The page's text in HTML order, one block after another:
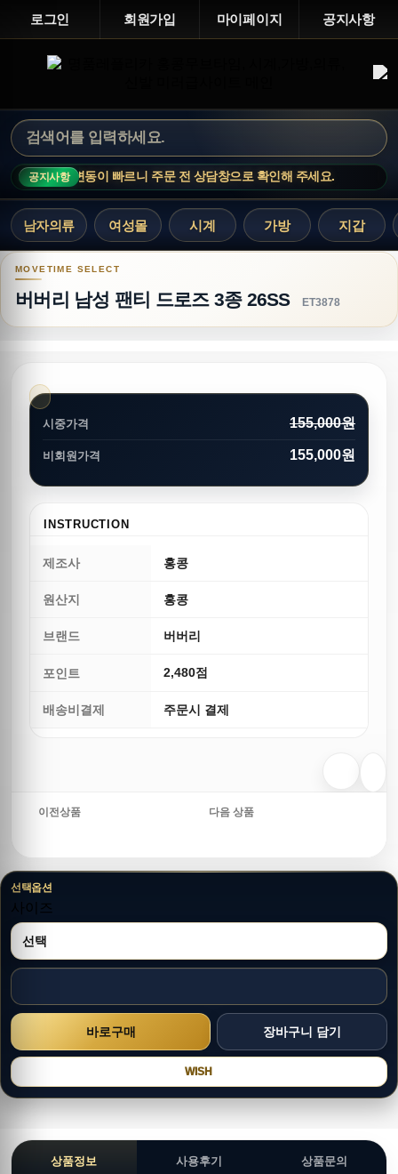
로그인 회원가입 마이페이지 공지사항
공지사항
품은 재고 변동이 빠르니 주문 전 상담창으로 확인해 주세요.
남자의류 여성몰 시계 가방 지갑
버버리 남성 팬티 드로즈 3종 26SS
버버리 남성 팬티 드로즈 3종 26SS ET3878
시중가격 155,000원
비회원가격 155,000원
INSTRUCTION
제조사 홍콩
원산지 홍콩
브랜드 버버리
포인트 2,480점
배송비결제 주문시 결제
이전상품 다음 상품
선택옵션
사이즈
WISH
상품정보 사용후기 상품문의